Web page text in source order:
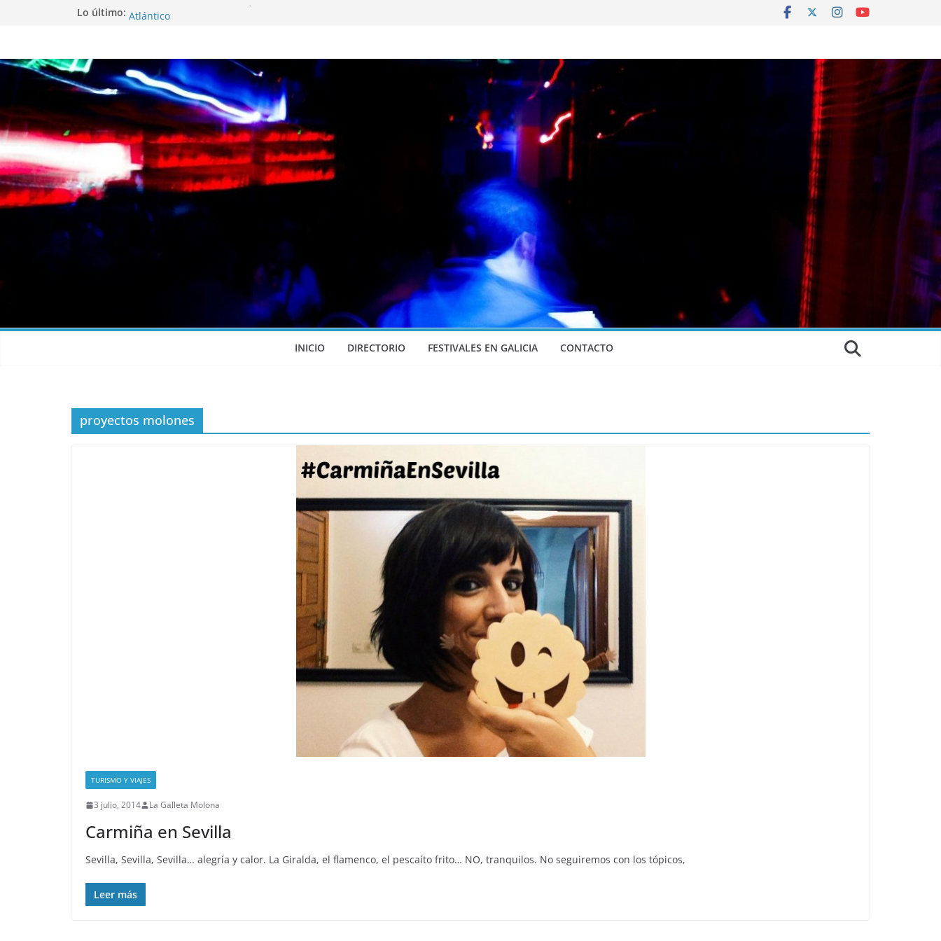
Lo último: Festival PortAmérica 2025, una ventana al otro lado del
Entrevista a MICHEL de Solofolar, EME-SX, Sofar Sounds A
Coruña…
Entrevista a RUMIA
Entrevista a mariagrep
INICIO DIRECTORIO FESTIVALES EN GALICIA CONTACTO
proyectos molones
TURISMO Y VIAJES
3 julio, 2014 La Galleta Molona
Carmiña en Sevilla
Sevilla, Sevilla, Sevilla… alegría y calor. La Giralda, el flamenco, el pescaíto frito… NO, tranquilos. No seguiremos con los tópicos,
Leer más